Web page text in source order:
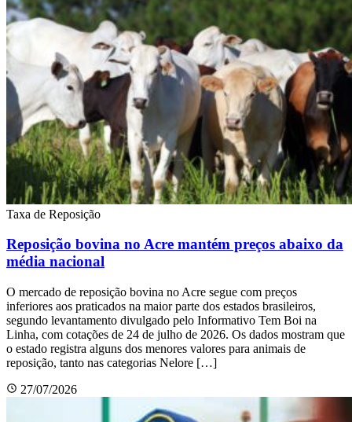
Taxa de Reposição
Reposição bovina no Acre mantém preços abaixo da
média nacional
O mercado de reposição bovina no Acre segue com preços
inferiores aos praticados na maior parte dos estados brasileiros,
segundo levantamento divulgado pelo Informativo Tem Boi na
Linha, com cotações de 24 de julho de 2026. Os dados mostram que
o estado registra alguns dos menores valores para animais de
reposição, tanto nas categorias Nelore […]
27/07/2026